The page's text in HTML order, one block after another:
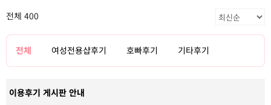
전체 400
전체 여성전용샵후기 호빠후기 기타후기
이용후기 게시판 안내